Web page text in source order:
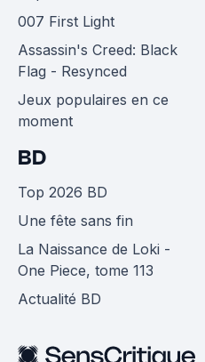
007 First Light
Assassin's Creed: Black
Flag - Resynced
Jeux populaires en ce
moment
BD
Top 2026 BD
Une fête sans fin
La Naissance de Loki -
One Piece, tome 113
Actualité BD